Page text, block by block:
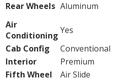
Rear Wheels Aluminum
Air
Conditioning Yes
Cab Config
Conventional
Interior
Premium
Fifth Wheel
Air Slide